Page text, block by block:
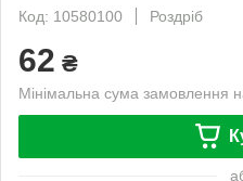
Код: 10580100
Роздріб
62 ₴
Мінімальна сума замовлення